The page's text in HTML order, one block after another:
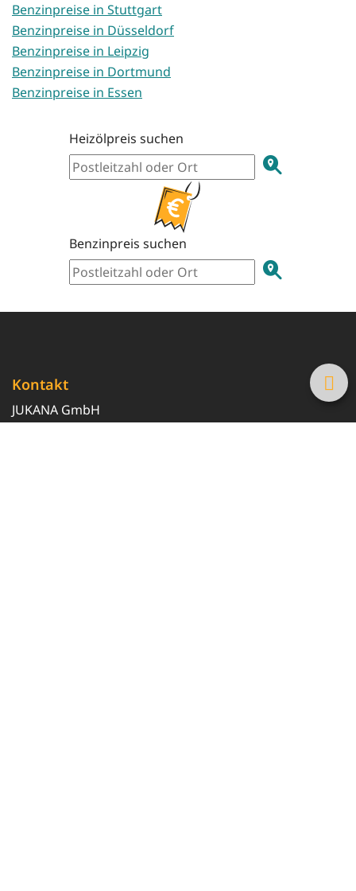
Benzinpreise in Stuttgart
Benzinpreise in Düsseldorf
Benzinpreise in Leipzig
Benzinpreise in Dortmund
Benzinpreise in Essen
Heizölpreis suchen
Benzinpreis suchen
Kontakt
JUKANA GmbH